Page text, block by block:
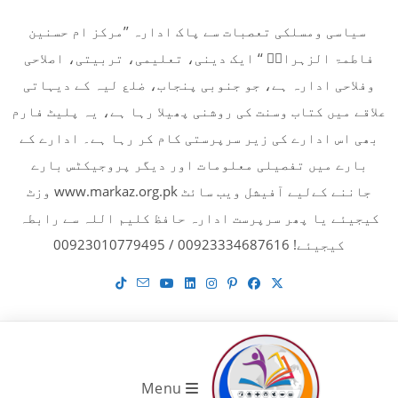
content
سیاسی ومسلکی تعصبات سے پاک ادارہ ’’مرکز ام حسنین
فاطمۃ الزہراءؓ ‘‘ ایک دینی، تعلیمی، تربیتی، اصلاحی
وفلاحی ادارہ ہے، جو جنوبی پنجاب، ضلع لیہ کے دیہاتی
علاقے میں کتاب وسنت کی روشنی پھیلا رہا ہے، یہ پلیٹ فارم
بھی اس ادارے کی زیر سرپرستی کام کر رہا ہے۔ ادارے کے
بارے میں تفصیلی معلومات اور دیگر پروجیکٹس بارے
جاننے کےلیے آفیشل ویب سائٹ www.markaz.org.pk وزٹ
کیجیئے یا پھر سرپرست ادارہ حافظ کلیم اللہ سے رابطہ
کیجیئے! 00923334687616 / 00923010779495
Menu